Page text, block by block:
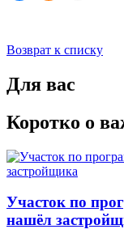
Возврат к списку
Для вас
Коротко о
Участок по
нашёл